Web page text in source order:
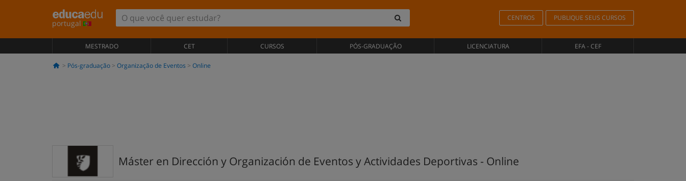
portugal
CENTROS PUBLIQUE SEUS CURSOS
MESTRADO CET CURSOS PÓS-GRADUAÇÃO LICENCIATURA EFA - CEF
Pós-graduação Organização de Eventos Online
Máster en Dirección y Organización de Eventos y Actividades Deportivas - Online